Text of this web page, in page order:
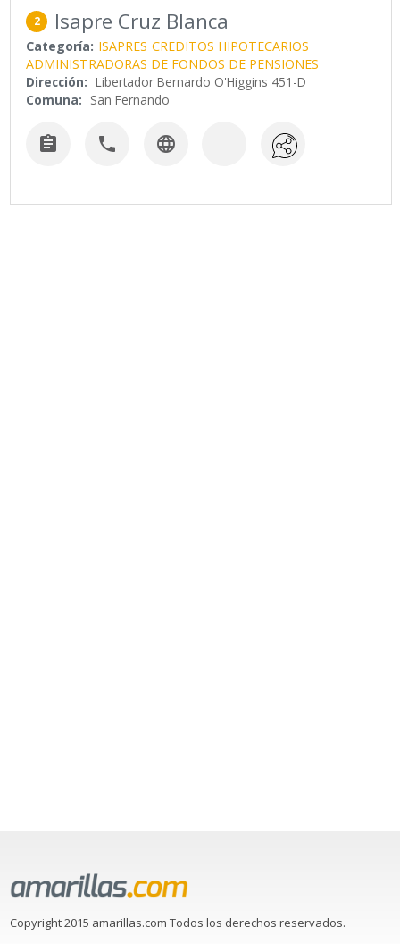
2 Isapre Cruz Blanca
Categoría: ISAPRES CREDITOS HIPOTECARIOS
ADMINISTRADORAS DE FONDOS DE PENSIONES
Dirección: Libertador Bernardo O'Higgins 451-D
Comuna: San Fernando
  
Copyright 2015 amarillas.com Todos los derechos reservados.